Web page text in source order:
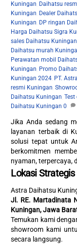
Kuningan Daihatsu
Kuningan Dealer
Kuningan DP ringan
Harga Daihatsu Sigra
sales Daihatsu Kuningan
Daihatsu murah
Perawatan mobil
Kuningan Promo
Kuningan 2024 PT.
resmi Kuningan ,
Daihatsu Kuningan ,
Daihatsu Kuningan 0
Jika Anda sedang
layanan terbaik di
solusi tepat untuk
berkomitmen
nyaman, terpercaya,
Lokasi
Astra Daihatsu
Jl. RE. Martadinata
Kuningan, Jawa
Temukan kami
showroom kami
secara langsung.